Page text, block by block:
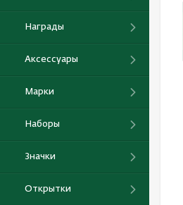
Награды
Аксессуары
Марки
Наборы
Значки
Открытки